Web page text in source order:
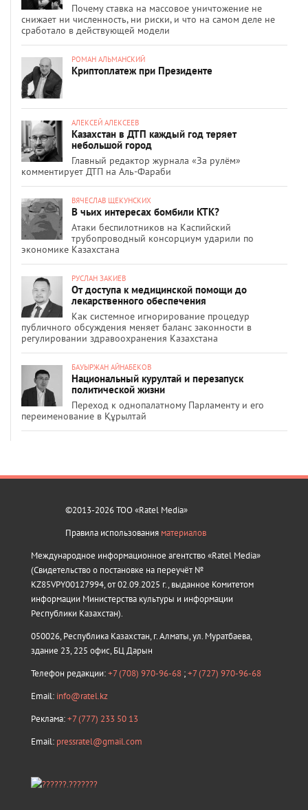
Почему ставка на массовое уничтожение не
снижает ни численность, ни риски, и что на самом деле не
сработало в действующей модели
РОМАН АЛЬМАНСКИЙ
Криптоплатеж при Президенте
АЛЕКСЕЙ АЛЕКСЕЕВ
Казахстан в ДТП каждый год теряет
небольшой город
Главный редактор журнала «За рулём»
комментирует ДТП на Аль-Фараби
ВЯЧЕСЛАВ ЩЕКУНСКИХ
В чьих интересах бомбили КТК?
Атаки беспилотников на Каспийский
трубопроводный консорциум ударили по
экономике Казахстана
РУСЛАН ЗАКИЕВ
От доступа к медицинской помощи до
лекарственного обеспечения
Как системное игнорирование процедур
публичного обсуждения меняет баланс законности в
регулировании здравоохранения Казахстана
БАУЫРЖАН АЙНАБЕКОВ
Национальный курултай и перезапуск
политической жизни
Переход к однопалатному Парламенту и его
переименование в Құрылтай
©2013-2026 ТОО «Ratel Media»
Правила использования материалов
Международное информационное агентство «Ratel Media»
(Свидетельство о постановке на переучёт №
KZ85VPY00127994, от 02.09.2025 г., выданное Комитетом
информации Министерства культуры и информации
Республики Казахстан).
050026, Республика Казахстан, г. Алматы, ул. Муратбаева,
здание 23, 225 офис, БЦ Дарын
Телефон редакции:+7 (708) 970-96-68 ;+7 (727) 970-96-68
Email: info@ratel.kz
Реклама:+7 (777) 233 50 13
Email: pressratel@gmail.com